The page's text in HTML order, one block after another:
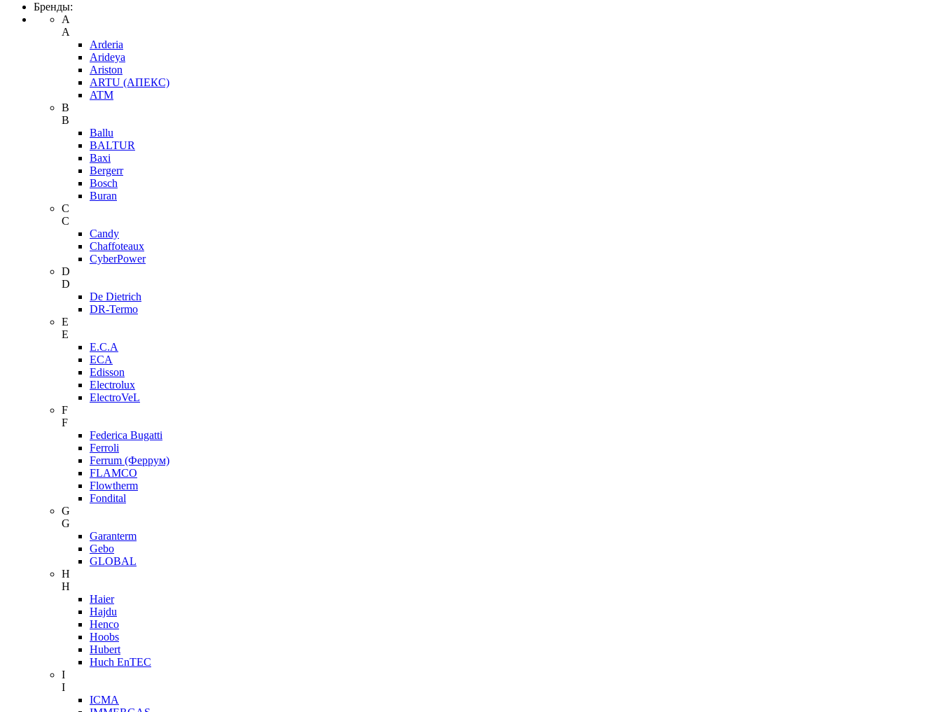
Бренды:
A
A
Arderia
Arideya
Ariston
ARTU (АПЕКС)
ATM
B
B
Ballu
BALTUR
Baxi
Bergerr
Bosch
Buran
C
C
Candy
Chaffoteaux
CyberPower
D
D
De Dietrich
DR-Termo
E
E
E.C.A
ECA
Edisson
Electrolux
ElectroVeL
F
F
Federica Bugatti
Ferroli
Ferrum (Феррум)
FLAMCO
Flowtherm
Fondital
G
G
Garanterm
Gebo
GLOBAL
H
H
Haier
Hajdu
Henco
Hoobs
Hubert
Huch EnTEC
I
I
ICMA